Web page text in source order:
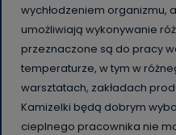
wychłodzeniem organizmu,
umożliwiają wykonywanie
przeznaczone są do pracy
temperaturze, w tym w
warsztatach, zakładach
Kamizelki będą dobrym
cieplnego pracownika nie